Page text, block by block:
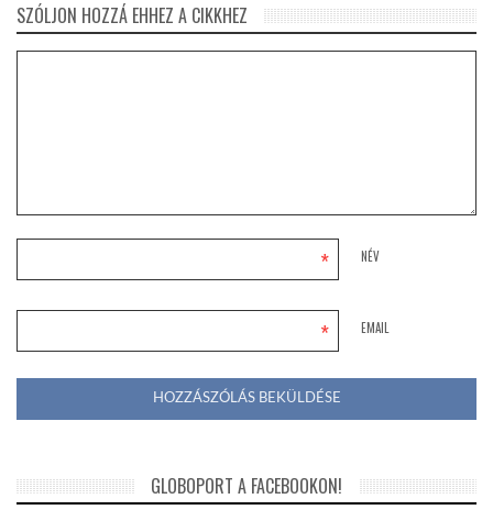
SZÓLJON HOZZÁ EHHEZ A CIKKHEZ
NÉV
*
EMAIL
*
GLOBOPORT A FACEBOOKON!